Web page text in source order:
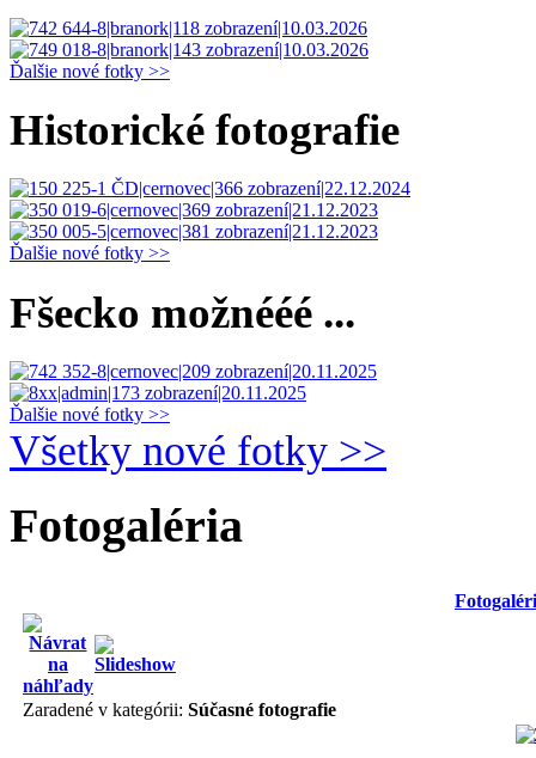
Ďalšie nové fotky >>
Historické fotografie
Ďalšie nové fotky >>
Fšecko možnééé ...
Ďalšie nové fotky >>
Všetky nové fotky >>
Fotogaléria
Zaradené v kategórii: Súčasné fotografie